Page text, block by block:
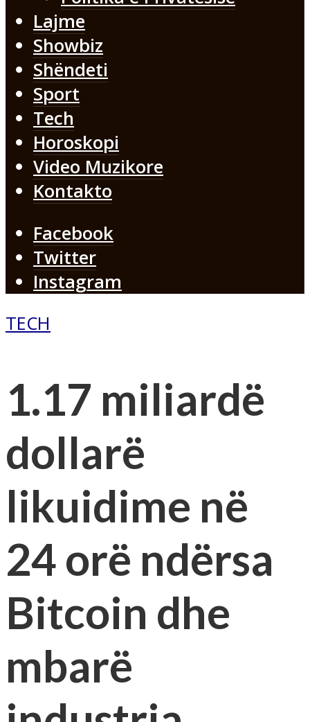
Lajme
Showbiz
Shëndeti
Sport
Tech
Horoskopi
Video Muzikore
Kontakto
Facebook
Twitter
Instagram
TECH
1.17 miliardë
dollarë
likuidime në
24 orë ndërsa
Bitcoin dhe
mbarë